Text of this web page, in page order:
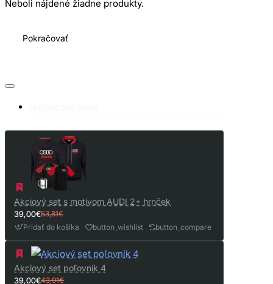
Neboli nájdené žiadne produkty.
Pokračovať
Akciový set s motívom AUDI 2+ hrnček
39,00€53,81€
Pridať do košíka button_wishlist button_compare
Akciový set poľovník 4
39,00€43,91€